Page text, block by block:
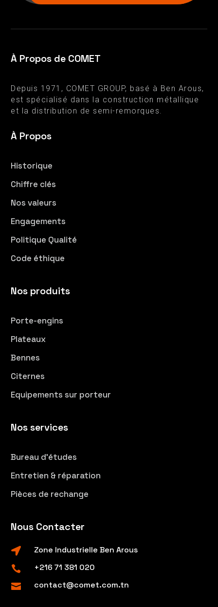
À Propos de COMET
Depuis 1971, COMET GROUP, basé à Ben Arous,
est spécialisé dans la construction métallique
et la distribution de semi-remorques.
À Propos
Historique
Chiffre clés
Nos valeurs
Engagements
Politique Qualité
Code éthique
Nos produits
Porte-engins
Plateaux
Bennes
Citernes
Equipements sur porteur
Nos services
Bureau d’études
Entretien & réparation
Pièces de rechange
Nous Contacter
 Zone Industrielle Ben Arous
 +216 71 381 020
 contact@comet.com.tn